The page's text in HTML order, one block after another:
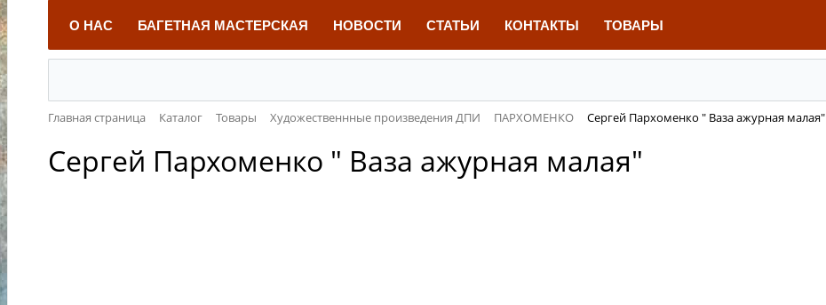
О НАС БАГЕТНАЯ МАСТЕРСКАЯ НОВОСТИ СТАТЬИ КОНТАКТЫ ТОВАРЫ
Главная страница Каталог Товары Художественнные произведения ДПИ ПАРХОМЕНКО Сергей Пархоменко " Ваза ажурная малая"
Сергей Пархоменко " Ваза ажурная малая"